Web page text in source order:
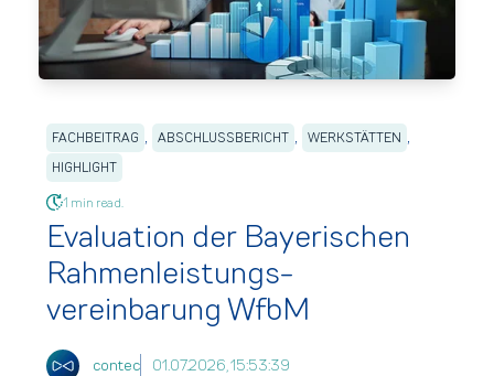
FACHBEITRAG , ABSCHLUSSBERICHT , WERKSTÄTTEN ,
HIGHLIGHT
1 min read.
Evaluation der Bayerischen
Rahmenleistungs-
vereinbarung WfbM
contec 01.07.2026, 15:53:39